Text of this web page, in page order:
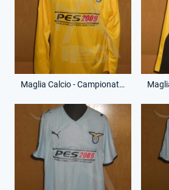
Maglia Calcio - Campionato Serie A - Juan Pablo Carrizo - 1 - (Fronte)